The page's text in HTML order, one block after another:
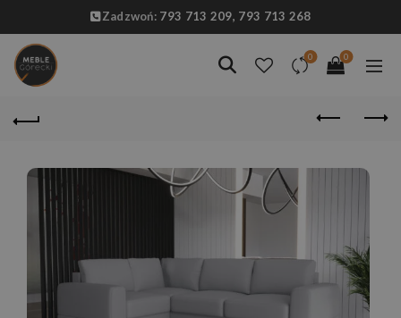
Zadzwoń: 793 713 209, 793 713 268
0 0